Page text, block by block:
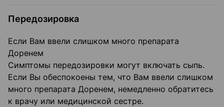
Передозировка
Если Вам ввели слишком много препарата
Доренем
Симптомы передозировки могут включать сыпь.
Если Вы обеспокоены тем, что Вам ввели слишком
много препарата Доренем, немедленно обратитесь
к врачу или медицинской сестре.